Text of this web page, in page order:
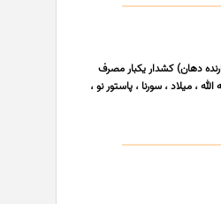
المان) 2) گاید دهانی ( باز نگه دارنده دهان) کشدار یکبار مصرف
، میلاد ، سورنا ، پاستور نو ،